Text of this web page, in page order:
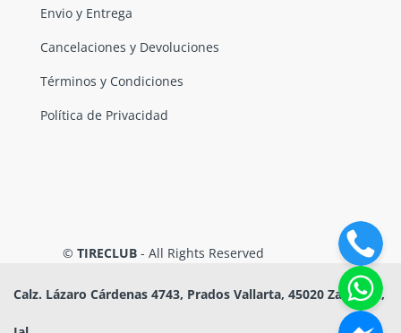
Envio y Entrega
Cancelaciones y Devoluciones
Términos y Condiciones
Política de Privacidad
© TIRECLUB - All Rights Reserved
Calz. Lázaro Cárdenas 4743, Prados Vallarta, 45020 Zapopan,